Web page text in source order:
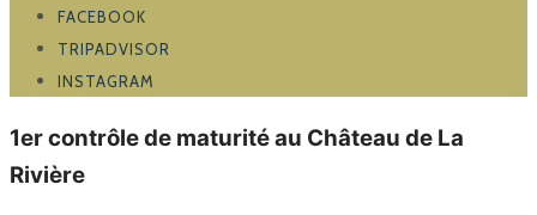
FACEBOOK
TRIPADVISOR
INSTAGRAM
1er contrôle de maturité au Château de La
Rivière